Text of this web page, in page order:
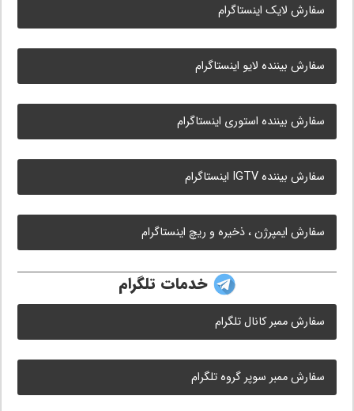
سفارش لایک اینستاگرام
سفارش بیننده لایو اینستاگرام
سفارش بیننده استوری اینستاگرام
سفارش بیننده IGTV اینستاگرام
سفارش ایمپرژن ، ذخیره و ریچ اینستاگرام
خدمات تلگرام
سفارش ممبر کانال تلگرام
سفارش ممبر سوپر گروه تلگرام